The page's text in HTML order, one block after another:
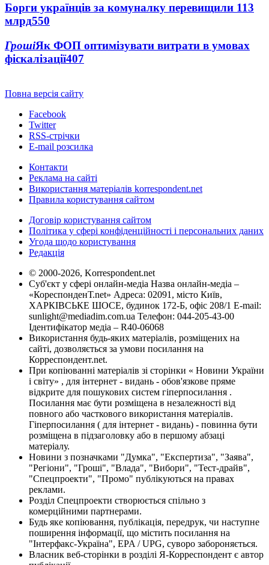
Борги українців за комуналку перевищили 113
млрд550
ГрошіЯк ФОП оптимізувати витрати в умовах
фіскалізації407
Повна версія сайту
Facebook
Twitter
RSS-стрічки
E-mail розсилка
Контакти
Реклама на сайті
Використання матеріалів korrespondent.net
Правила користування сайтом
Договір користування сайтом
Політика у сфері конфіденційності і персональних даних
Угода щодо користування
Редакція
© 2000-2026, Korrespondent.net
Суб'єкт у сфері онлайн-медіа Назва онлайн-медіа –
«КореспонденТ.net» Адреса: 02091, місто Київ,
ХАРКІВСЬКЕ ШОСЕ, будинок 172-Б, офіс 208/1 E-mail:
sunlight@mediadim.com.ua Телефон: 044-205-43-00
Ідентифікатор медіа – R40-06068
Використання будь-яких матеріалів, розміщених на
сайті, дозволяється за умови посилання на
Корреспондент.net.
При копіюванні матеріалів зі сторінки « Новини України
і світу» , для інтернет - видань - обов'язкове пряме
відкрите для пошукових систем гіперпосилання .
Посилання має бути розміщена в незалежності від
повного або часткового використання матеріалів.
Гіперпосилання ( для інтернет - видань) - повинна бути
розміщена в підзаголовку або в першому абзаці
матеріалу.
Новини з позначками "Думка", "Експертиза", "Заява",
"Регіони", "Гроші", "Влада", "Вибори", "Тест-драйв",
"Спецпроекти", "Промо" публікуються на правах
реклами.
Розділ Спецпроекти створюється спільно з
комерційними партнерами.
Будь яке копіювання, публікація, передрук, чи наступне
поширення інформації, що містить посилання на
"Інтерфакс-Україна", EPA / UPG, суворо забороняється.
Власник веб-сторінки в розділі Я-Корреспондент є автор